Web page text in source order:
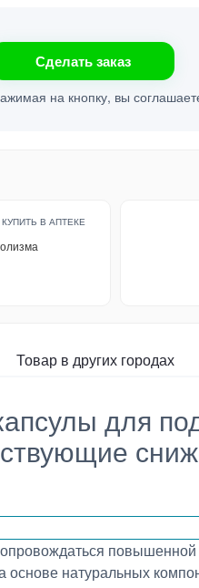
Сделать заказ
на кнопку, вы
Товар в других городах
для
основе натуральных